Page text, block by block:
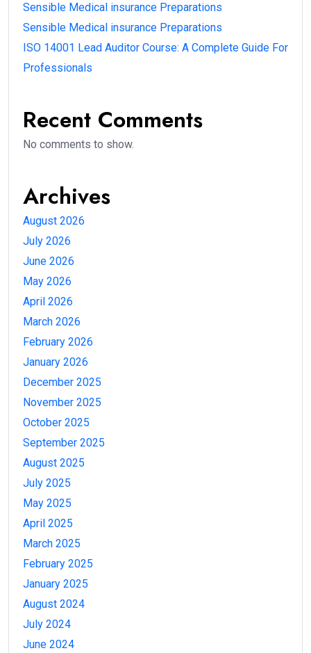
Sensible Medical insurance Preparations
Sensible Medical insurance Preparations
ISO 14001 Lead Auditor Course: A Complete Guide For
Professionals
Recent Comments
No comments to show.
Archives
August 2026
July 2026
June 2026
May 2026
April 2026
March 2026
February 2026
January 2026
December 2025
November 2025
October 2025
September 2025
August 2025
July 2025
May 2025
April 2025
March 2025
February 2025
January 2025
August 2024
July 2024
June 2024